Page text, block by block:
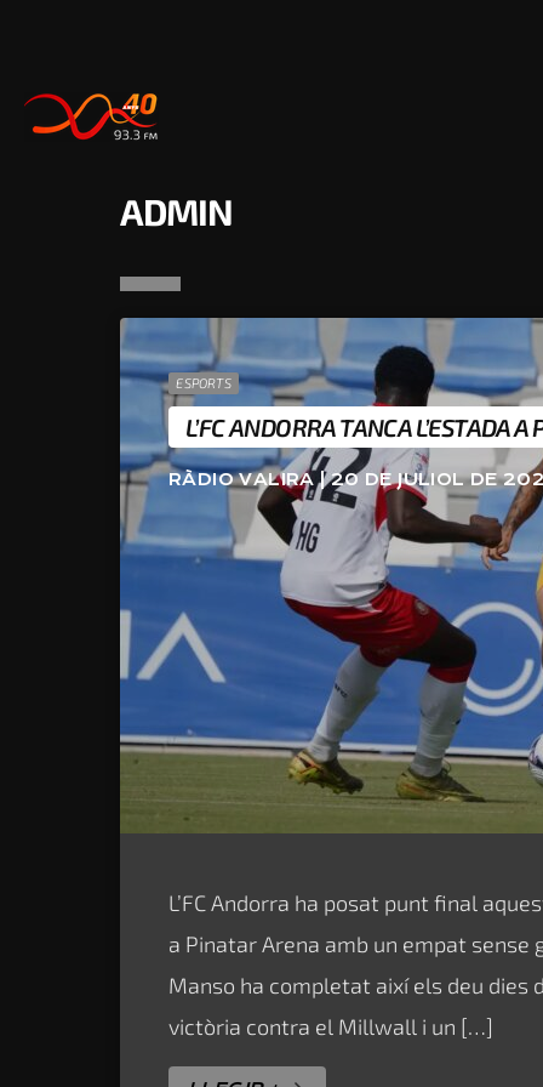
ADMIN
ESPORTS
L’FC ANDORRA TANCA L’ESTADA
RÀDIO VALIRA | 20 DE JULIOL DE
L’FC Andorra ha posat punt final
a Pinatar Arena amb un empat sense
Manso ha completat així els deu dies
victòria contra el Millwall i un […]